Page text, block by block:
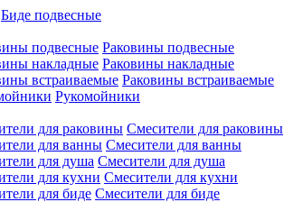
Биде подвесные
Раковины подвесные
Раковины накладные
Раковины встраиваемые
Рукомойники
Смесители для раковины
Смесители для ванны
Смесители для душа
Смесители для кухни
Смесители для биде